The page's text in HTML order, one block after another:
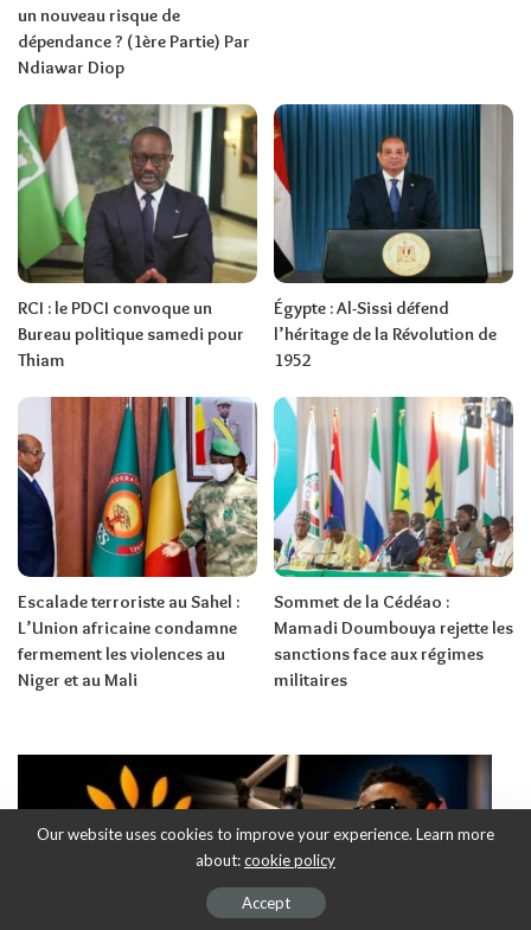
un nouveau risque de
dépendance ? (1ère Partie) Par
Ndiawar Diop
RCI : le PDCI convoque un
Bureau politique samedi pour
Thiam
Égypte : Al-Sissi défend
l’héritage de la Révolution de
1952
Escalade terroriste au Sahel :
L’Union africaine condamne
fermement les violences au
Niger et au Mali
Sommet de la Cédéao :
Mamadi Doumbouya rejette les
sanctions face aux régimes
militaires
Our website uses cookies to improve your experience. Learn more
about:cookie policy
Accept